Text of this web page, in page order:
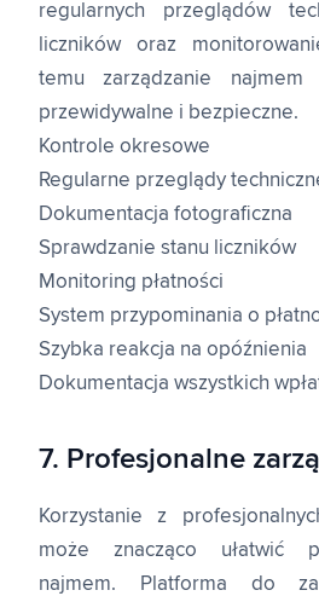
regularnych przeglądów
liczników oraz
temu zarządzanie
przewidywalne i bezpieczne.
Kontrole okresowe
Regularne przeglądy
Dokumentacja fotograficzna
Sprawdzanie stanu liczników
Monitoring płatności
System przypominania o
Szybka reakcja na opóźnienia
Dokumentacja wszystkich
7. Profesjonalne
Korzystanie z
może znacząco ułatwić
najmem. Platforma do